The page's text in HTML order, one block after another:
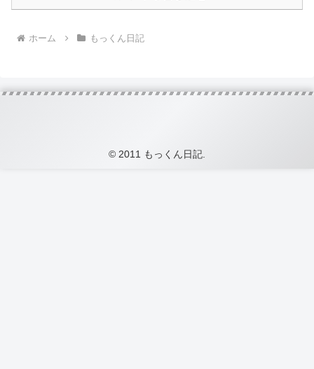
ホーム もっくん日記
© 2011 もっくん日記.